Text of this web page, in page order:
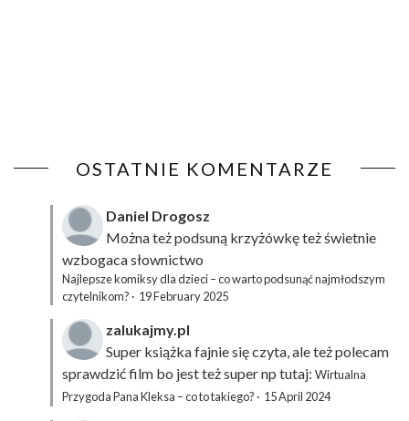
OSTATNIE KOMENTARZE
Daniel Drogosz
Można też podsuną krzyżówkęteż świetnie
wzbogaca słownictwo
Najlepsze komiksy dla dzieci – co warto podsunąć najmłodszym
czytelnikom? · 19 February 2025
zalukajmy.pl
Super książka fajnie się czyta, ale też polecam
sprawdzić film bo jest też super np tutaj: Wirtualna
Przygoda Pana Kleksa – co to takiego? · 15 April 2024